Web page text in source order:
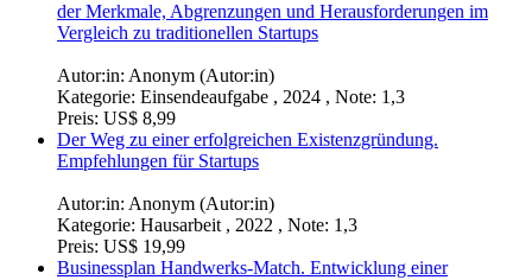
Autor:in:Kimberly Haus (Autor:in)
Kategorie:Hausarbeit , 2023 , Note: 2.2
Social Entrepreneurship und Social Business. Eine Analyse
der Merkmale, Abgrenzungen und Herausforderungen im
Vergleich zu traditionellen Startups
Autor:in: Anonym (Autor:in)
Kategorie: Einsendeaufgabe , 2024 , Note: 1,3
Preis: US$ 8,99
Der Weg zu einer erfolgreichen Existenzgründung.